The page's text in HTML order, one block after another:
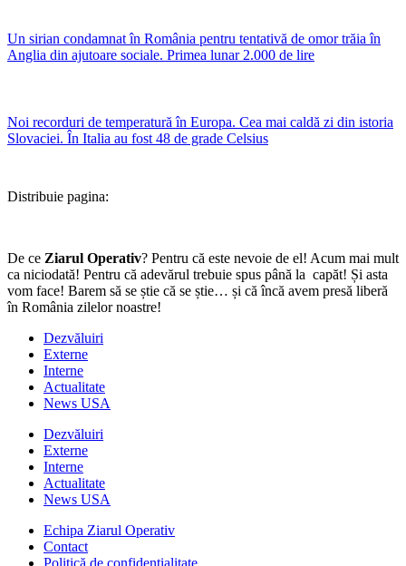
Un sirian condamnat în România pentru tentativă de omor trăia în
Anglia din ajutoare sociale. Primea lunar 2.000 de lire
Noi recorduri de temperatură în Europa. Cea mai caldă zi din istoria
Slovaciei. În Italia au fost 48 de grade Celsius
Distribuie pagina:
De ce Ziarul Operativ? Pentru că este nevoie de el! Acum mai mult
ca niciodată! Pentru că adevărul trebuie spus până la capăt! Și asta
vom face! Barem să se știe că se știe… și că încă avem presă liberă
în România zilelor noastre!
Dezvăluiri
Externe
Interne
Actualitate
News USA
Dezvăluiri
Externe
Interne
Actualitate
News USA
Echipa Ziarul Operativ
Contact
Politică de confidențialitate